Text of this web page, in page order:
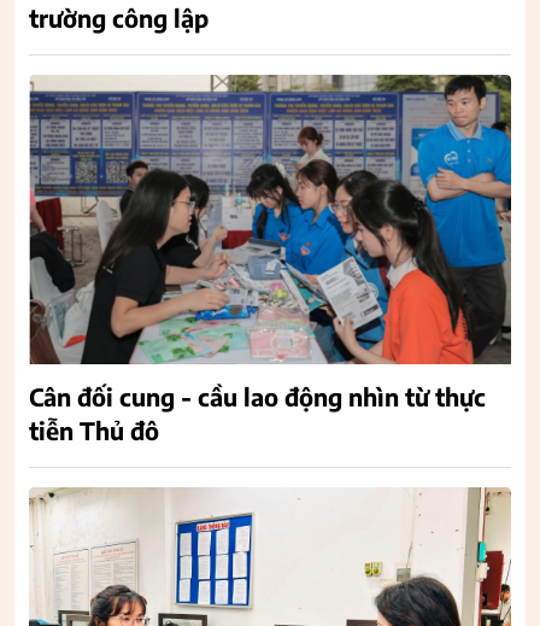
trường công lập
Cân đối cung - cầu lao động nhìn từ thực
tiễn Thủ đô